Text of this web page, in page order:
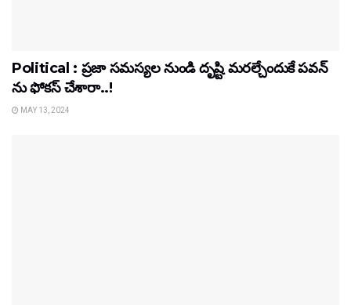
Political : ప్రజా సమస్యల నుండి దృష్టి మరల్చేందుకే పవన్
ను ఫోకస్ చేశారా..!
MAY 13, 2024